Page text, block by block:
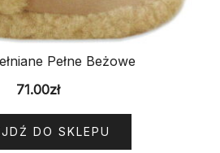
Pełne Beżowe
71.00zł
DO SKLEPU